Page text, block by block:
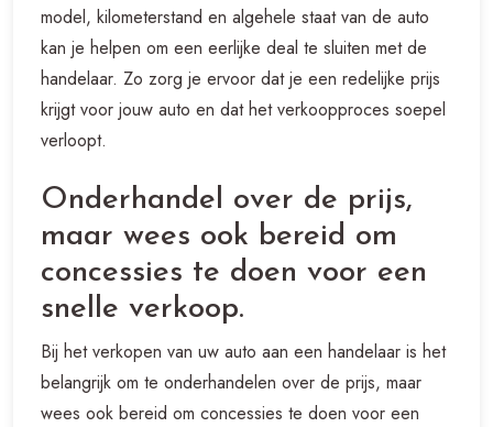
model, kilometerstand en algehele staat van de auto
kan je helpen om een eerlijke deal te sluiten met de
handelaar. Zo zorg je ervoor dat je een redelijke prijs
krijgt voor jouw auto en dat het verkoopproces soepel
verloopt.
Onderhandel over de prijs,
maar wees ook bereid om
concessies te doen voor een
snelle verkoop.
Bij het verkopen van uw auto aan een handelaar is het
belangrijk om te onderhandelen over de prijs, maar
wees ook bereid om concessies te doen voor een